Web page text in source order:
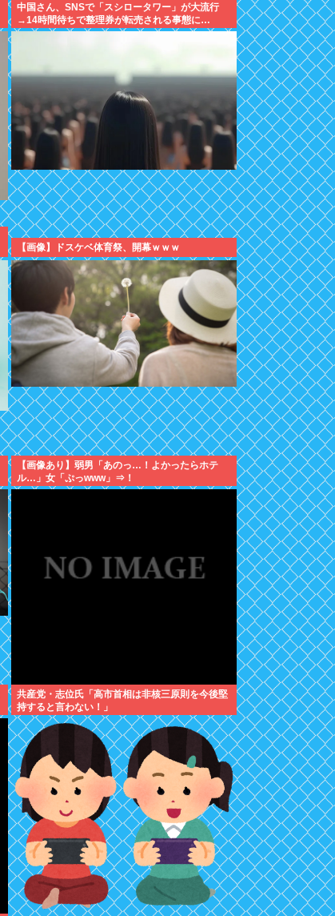
中国さん、SNSで「スシロータワー」が大流行
→14時間待ちで整理券が転売される事態に…
【画像】ドスケベ体育祭、開幕ｗｗｗ
【画像あり】弱男「あのっ…！よかったらホテ
ル…」女「ぷっwww」⇒！
共産党・志位氏「高市首相は非核三原則を今後堅
持すると言わない！」